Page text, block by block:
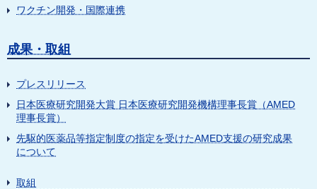
ワクチン開発・国際連携
成果・取組
プレスリリース
日本医療研究開発大賞 日本医療研究開発機構理事長賞（AMED
理事長賞）
先駆的医薬品等指定制度の指定を受けたAMED支援の研究成果
について
取組